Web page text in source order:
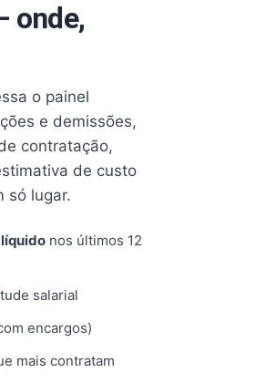
onde,
o painel
e demissões,
contratação,
de custo
só lugar.
nos últimos 12
salarial
encargos)
mais contratam